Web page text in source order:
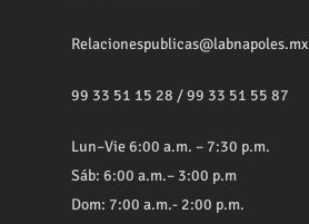
Relacionespublicas@labnapoles.mx
99 33 51 15 28 /99 33 51 55 87
Lun–Vie 6:00 a.m. – 7:30 p.m.
Sáb: 6:00 a.m.– 3:00 p.m
Dom: 7:00 a.m.- 2:00 p.m.